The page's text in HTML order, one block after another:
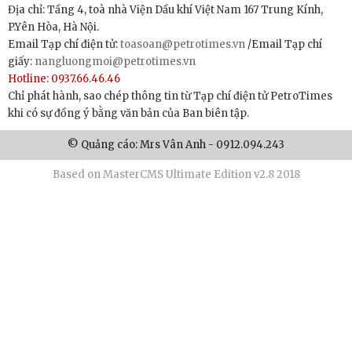
Địa chỉ: Tầng 4, toà nhà Viện Dầu khí Việt Nam 167 Trung Kính,
P.Yên Hòa, Hà Nội.
Email Tạp chí điện tử:toasoan@petrotimes.vn /Email Tạp chí
giấy: nangluongmoi@petrotimes.vn
Hotline: 0937.66.46.46
Chỉ phát hành, sao chép thông tin từ Tạp chí điện tử PetroTimes
khi có sự đồng ý bằng văn bản của Ban biên tập.
© Quảng cáo: Mrs Vân Anh - 0912.094.243
Based on MasterCMS Ultimate Edition v2.8 2018